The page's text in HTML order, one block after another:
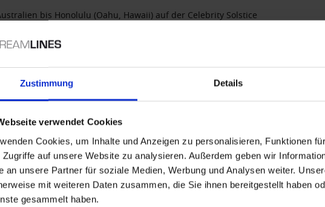
Zustimmung Details
verwendet Cookies
Cookies, um Inhalte und Anzeigen zu personalisieren, Funktionen
Zugriffe auf unsere Website zu analysieren. Außerdem geben wir
an unsere Partner für soziale Medien, Werbung und Analysen weiter.
mit weiteren Daten zusammen, die Sie ihnen bereitgestellt haben
gesammelt haben.
bis Honolulu (Oahu, Hawaii) auf der Celebrity Solstice
Kabine
& Basic WLAN (Genießen Sie Ihr Lieblingsgetränk, wann immer Sie
abends. Erleben Sie eine fantastische Auswahl an Spirituosen, Weine für
und spritzig bis dunkel und kräftig sowie andere alkoholische Getränke bis
sind um 15 % reduziert. WLAN: Der Internetzugang für alle Gäste
Sie im Internet, lesen Sie Ihre E-Mails und nutzen Sie Ihre Messenger-Apps.)